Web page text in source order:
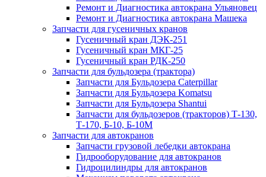
Ремонт и Диагностика автокрана Ульяновец
Ремонт и Диагностика автокрана Машека
Запчасти для гусеничных кранов
Гусеничный кран ДЭК-251
Гусеничный кран МКГ-25
Гусеничный кран РДК-250
Запчасти для бульдозера (трактора)
Запчасти для Бульдозера Caterpillar
Запчасти для Бульдозера Komatsu
Запчасти для Бульдозера Shantui
Запчасти для бульдозеров (тракторов) Т-130,
Т-170, Б-10, Б-10М
Запчасти для автокранов
Запчасти грузовой лебедки автокрана
Гидрооборудование для автокранов
Гидроцилиндры для автокранов